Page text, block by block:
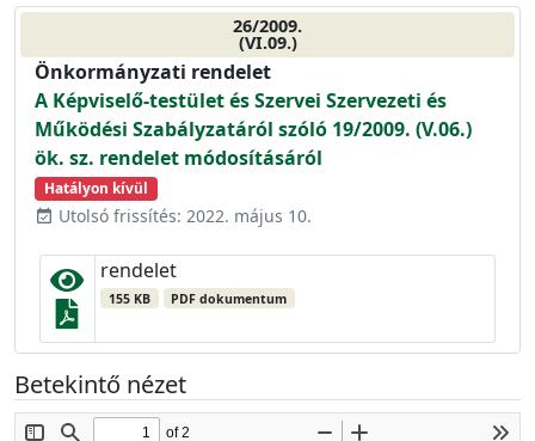
26/2009.
(VI.09.)
Önkormányzati rendelet
A Képviselő-testület és Szervei Szervezeti és
Működési Szabályzatáról szóló 19/2009. (V.06.)
ök. sz. rendelet módosításáról
Hatályon kívül
event_available Utolsó frissítés: 2022. május 10.
rendelet
155 KB PDF dokumentum
Betekintő nézet